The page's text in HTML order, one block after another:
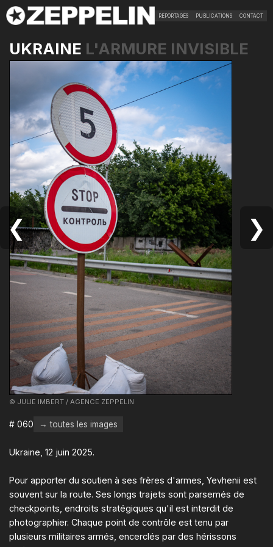
REPORTAGES PUBLICATIONS CONTACT
UKRAINE L'ARMURE INVISIBLE
❮ ❯
Ukraine, 12 juin 2025.
Pour apporter du soutien à ses frères d'armes, Yevhenii est
souvent sur la route. Ses longs trajets sont parsemés de
checkpoints, endroits stratégiques qu'il est interdit de
photographier. Chaque point de contrôle est tenu par
plusieurs militaires armés, encerclés par des hérissons
© JULIE IMBERT / AGENCE ZEPPELIN
# 060 → toutes les images